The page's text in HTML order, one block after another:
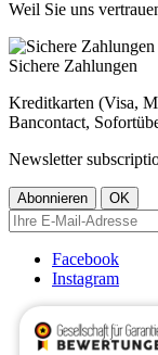
Weil Sie uns
Sichere Zahlungen
Kreditkarten (Visa,
Bancontact,
Newsletter
Facebook
Instagram